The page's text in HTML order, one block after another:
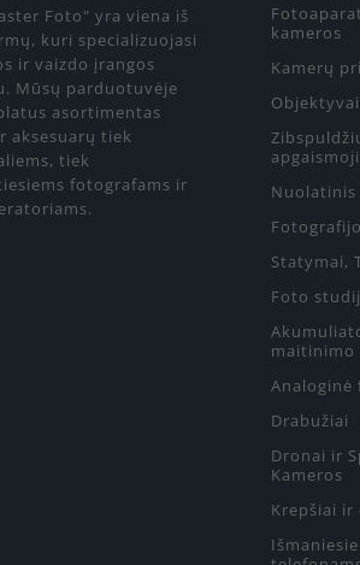
Foto" yra viena iš
kuri specializuojasi
ir vaizdo įrangos
Mūsų parduotuvėje
asortimentas
aksesuarų tiek
tiek
fotografams ir
kameros
Kamerų
Objektyvai
Nuolatinis
Statymai,
Foto
maitinimo
Analoginė
Drabužiai
Dronai ir
Kameros
Krepšiai ir